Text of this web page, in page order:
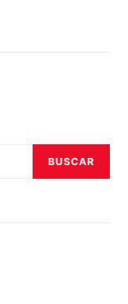
BUSCAR